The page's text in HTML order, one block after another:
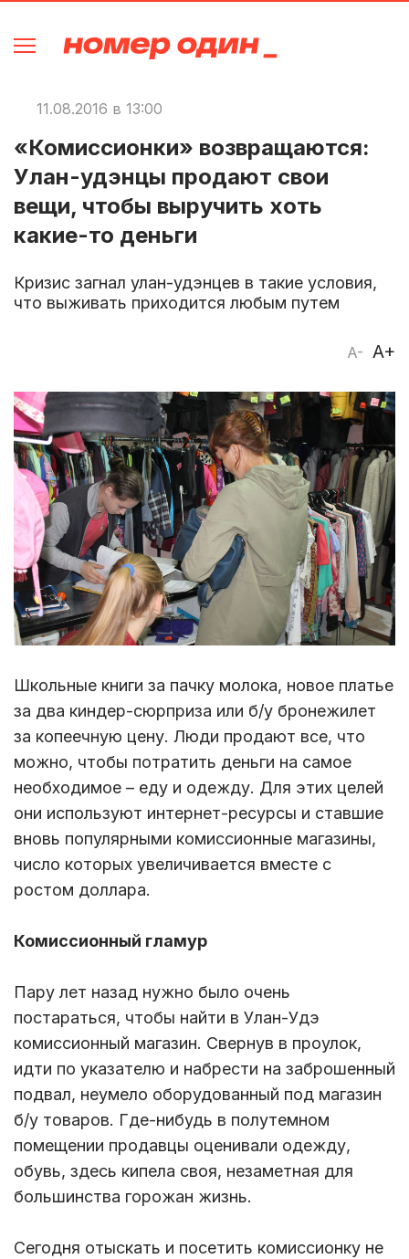
11.08.2016 в 13:00
«Комиссионки» возвращаются:
Улан-удэнцы продают свои
вещи, чтобы выручить хоть
какие-то деньги
Кризис загнал улан-удэнцев в такие условия,
что выживать приходится любым путем
A- A+
Школьные книги за пачку молока, новое платье
за два киндер-сюрприза или б/у бронежилет
за копеечную цену. Люди продают все, что
можно, чтобы потратить деньги на самое
необходимое – еду и одежду. Для этих целей
они используют интернет-ресурсы и ставшие
вновь популярными комиссионные магазины,
число которых увеличивается вместе с
ростом доллара.
Комиссионный гламур
Пару лет назад нужно было очень
постараться, чтобы найти в Улан-Удэ
комиссионный магазин. Свернув в проулок,
идти по указателю и набрести на заброшенный
подвал, неумело оборудованный под магазин
б/у товаров. Где-нибудь в полутемном
помещении продавцы оценивали одежду,
обувь, здесь кипела своя, незаметная для
большинства горожан жизнь.
Сегодня отыскать и посетить комиссионку не